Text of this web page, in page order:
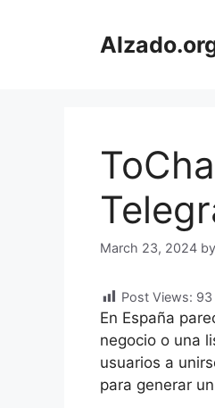
March 23, 2024 by
Post Views: 93
En España
negocio o una
usuarios a
para generar